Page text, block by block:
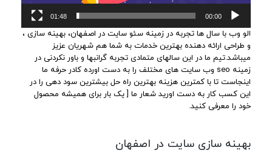
00:00
01:48
الو وب با سال ها تجربه در زمینه سئو سایت در اصفهان، بهینه سازی ،
و طراحی ارائه دهنده بهترین خدمات به شما هم شهریان عزیز
میباشد.تیم ما در این سالهای متمادی تجربه گرانبها و باور نکردنی در
زمینه seo وب سایت های مختلف را به دست اورده کادر حرفه ما
اینجاست تا با کمترین هزینه بهترین راه حل بیشترین سود دهی را در
این کسب کار به دست اورید شعار ما [ یک بار برای همیشه محصول
خود را معرفی کنید.
بهینه سازی سایت در اصفهان